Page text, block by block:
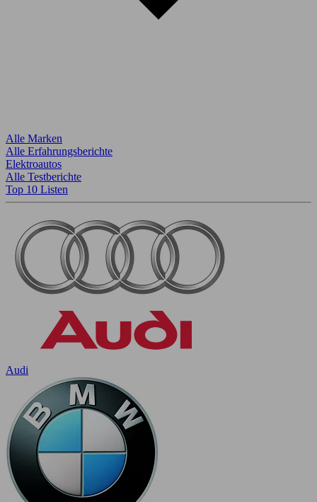
Alle Marken
Alle Erfahrungsberichte
Elektroautos
Alle Testberichte
Top 10 Listen
Audi